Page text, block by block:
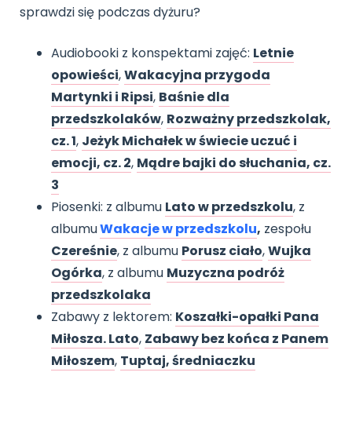
sprawdzi się podczas dyżuru?
Audiobooki z konspektami zajęć: Letnie
opowieści,Wakacyjna przygoda
Martynki i Ripsi, Baśnie dla
przedszkolaków, Rozważny przedszkolak,
cz. 1, Jeżyk Michałek w świecie uczuć i
emocji, cz. 2, Mądre bajki do słuchania, cz.
3
Piosenki: z albumu Lato w przedszkolu, z
albumuWakacje w przedszkolu, zespołu
Czereśnie, z albumu Porusz ciało,Wujka
Ogórka, z albumu Muzyczna podróż
przedszkolaka
Zabawy z lektorem: Koszałki-opałki Pana
Miłosza. Lato, Zabawy bez końca z Panem
Miłoszem, Tuptaj, średniaczku